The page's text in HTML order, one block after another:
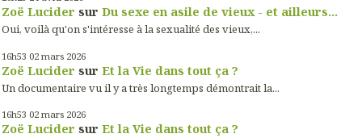
Zoë Lucider sur Du sexe en asile de vieux - et ailleurs...
Oui, voilà qu'on s'intéresse à la sexualité des vieux,...
16h53 02 mars 2026
Zoë Lucider sur Et la Vie dans tout ça ?
Un documentaire vu il y a très longtemps démontrait la...
16h53 02 mars 2026
Zoë Lucider sur Et la Vie dans tout ça ?